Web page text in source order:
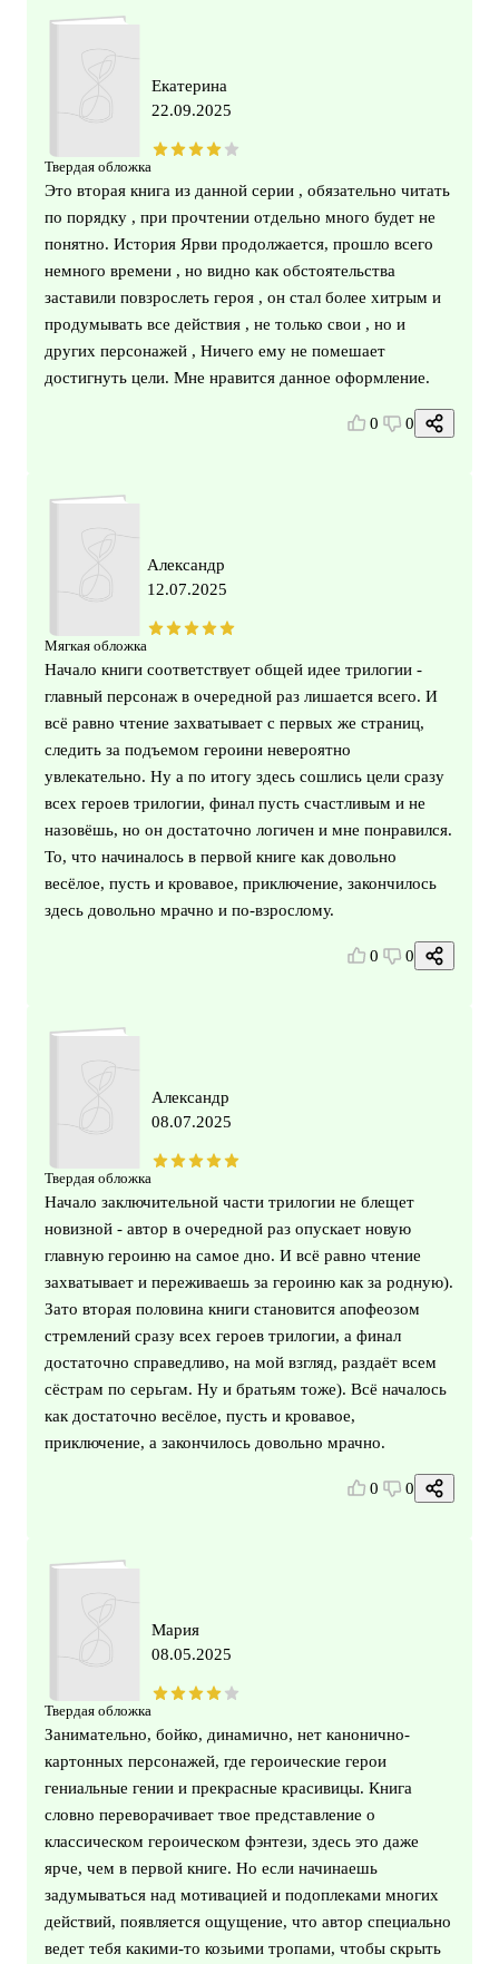
Твердая обложка
Екатерина
22.09.2025
Это вторая книга из данной серии , обязательно читать
по порядку , при прочтении отдельно много будет не
понятно. История Ярви продолжается, прошло всего
немного времени , но видно как обстоятельства
заставили повзрослеть героя , он стал более хитрым и
продумывать все действия , не только свои , но и
других персонажей , Ничего ему не помешает
достигнуть цели. Мне нравится данное оформление.
0 0
Мягкая обложка
Александр
12.07.2025
Начало книги соответствует общей идее трилогии -
главный персонаж в очередной раз лишается всего. И
всё равно чтение захватывает с первых же страниц,
следить за подъемом героини невероятно
увлекательно. Ну а по итогу здесь сошлись цели сразу
всех героев трилогии, финал пусть счастливым и не
назовёшь, но он достаточно логичен и мне понравился.
То, что начиналось в первой книге как довольно
весёлое, пусть и кровавое, приключение, закончилось
здесь довольно мрачно и по-взрослому.
0 0
Твердая обложка
Александр
08.07.2025
Начало заключительной части трилогии не блещет
новизной - автор в очередной раз опускает новую
главную героиню на самое дно. И всё равно чтение
захватывает и переживаешь за героиню как за родную).
Зато вторая половина книги становится апофеозом
стремлений сразу всех героев трилогии, а финал
достаточно справедливо, на мой взгляд, раздаёт всем
сёстрам по серьгам. Ну и братьям тоже). Всё началось
как достаточно весёлое, пусть и кровавое,
приключение, а закончилось довольно мрачно.
0 0
Твердая обложка
Мария
08.05.2025
Занимательно, бойко, динамично, нет канонично-
картонных персонажей, где героические герои
гениальные гении и прекрасные красивицы. Книга
словно переворачивает твое представление о
классическом героическом фэнтези, здесь это даже
ярче, чем в первой книге. Но если начинаешь
задумываться над мотивацией и подоплеками многих
действий, появляется ощущение, что автор специально
ведет тебя какими-то козьими тропами, чтобы скрыть